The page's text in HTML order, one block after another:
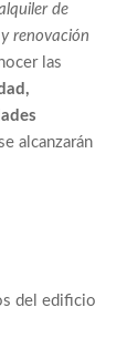
de
renovación
las
alcanzarán
del edificio